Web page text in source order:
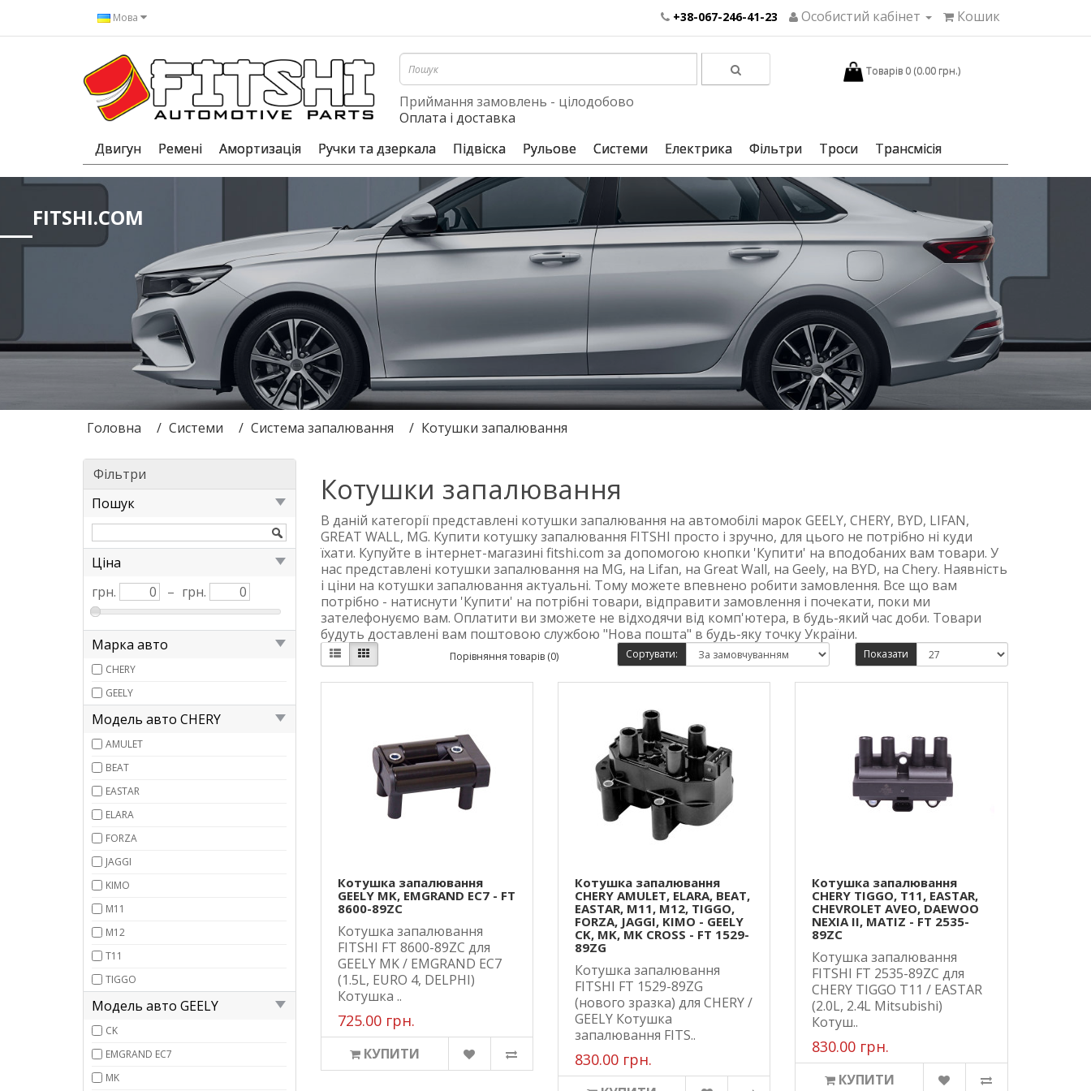
Мова +38-067-246-41-23 Особистий кабінет Кошик
Приймання замовлень - цілодобово
Оплата і доставка
Товарів 0 (0.00 грн.)
Двигун Ремені Амортизація Ручки та дзеркала Підвіска Рульове Системи Електрика Фільтри Троси Трансмісія
FITSHI.COM
Головна Системи Система запалювання Котушки запалювання
Фільтри
Пошук
Ціна
грн.
– грн.
Марка авто
CHERY
GEELY
Модель авто CHERY
AMULET
BEAT
EASTAR
ELARA
FORZA
JAGGI
KIMO
M11
M12
T11
TIGGO
Модель авто GEELY
CK
EMGRAND EC7
MK
Котушки запалювання
В даній категорії представлені котушки запалювання на автомобілі марок GEELY, CHERY, BYD, LIFAN,
GREAT WALL, MG. Купити котушку запалювання FITSHI просто і зручно, для цього не потрібно ні куди
їхати. Купуйте в інтернет-магазині fitshi.com за допомогою кнопки 'Купити' на вподобаних вам товари. У
нас представлені котушки запалювання на MG, на Lifan, на Great Wall, на Geely, на BYD, на Chery. Наявність
і ціни на котушки запалювання актуальні. Тому можете впевнено робити замовлення. Все що вам
потрібно - натиснути 'Купити' на потрібні товари, відправити замовлення і почекати, поки ми
зателефонуємо вам. Оплатити ви зможете не відходячи від комп'ютера, в будь-який час доби. Товари
будуть доставлені вам поштовою службою "Нова пошта" в будь-яку точку України.
Порівняння товарів (0) Сортувати: Показати
Котушка запалювання
GEELY MK, EMGRAND EC7 - FT
8600-89ZC
Котушка запалювання
FITSHI FT 8600-89ZC для
GEELY MK / EMGRAND EC7
(1.5L, EURO 4, DELPHI)
Котушка ..
725.00 грн.
КУПИТИ
Котушка запалювання
CHERY AMULET, ELARA, BEAT,
EASTAR, M11, M12, TIGGO,
FORZA, JAGGI, KIMO - GEELY
CK, MK, MK CROSS - FT 1529-
89ZG
Котушка запалювання
FITSHI FT 1529-89ZG
(нового зразка) для CHERY /
GEELY Котушка
запалювання FITS..
830.00 грн.
Котушка запалювання
CHERY TIGGO, T11, EASTAR,
CHEVROLET AVEO, DAEWOO
NEXIA II, MATIZ - FT 2535-
89ZC
Котушка запалювання
FITSHI FT 2535-89ZC для
CHERY TIGGO T11 / EASTAR
(2.0L, 2.4L Mitsubishi)
Котуш..
830.00 грн.
КУПИТИ